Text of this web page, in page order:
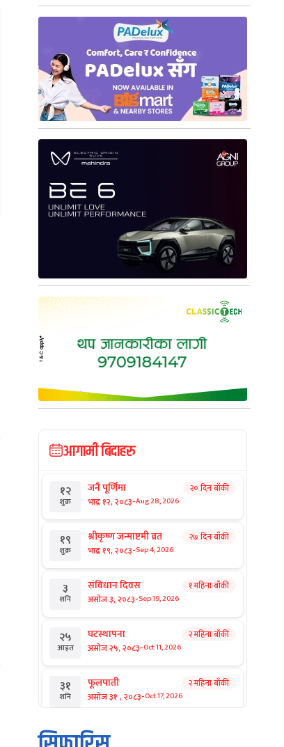
आगामी बिदाहरु
१२
शुक्र
जनै पूर्णिमा
भाद्र १२, २०८३-Aug 28, 2026
२० दिन बाँकी
१९
शुक्र
श्रीकृष्ण जन्माष्टमी व्रत
भाद्र १९, २०८३-Sep 4, 2026
२७ दिन बाँकी
३
शनि
संविधान दिवस
असोज ३, २०८३-Sep 19, 2026
१ महिना बाँकी
२५
आइत
घटस्थापना
असोज २५, २०८३-Oct 11, 2026
२ महिना बाँकी
३१
शनि
फूलपाती
असोज ३१ , २०८३-Oct 17, 2026
२ महिना बाँकी
१ कार्तिक सङ्क्रान्ति